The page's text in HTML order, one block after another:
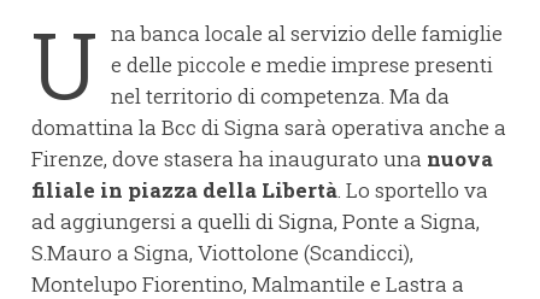
U na banca locale al servizio delle famiglie
e delle piccole e medie imprese presenti
nel territorio di competenza. Ma da
domattina la Bcc di Signa sarà operativa anche a
Firenze, dove stasera ha inaugurato una nuova
filiale in piazza della Libertà. Lo sportello va
ad aggiungersi a quelli di Signa, Ponte a Signa,
S.Mauro a Signa, Viottolone (Scandicci),
Montelupo Fiorentino, Malmantile e Lastra a